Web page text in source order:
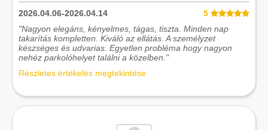
2026.04.06-2026.04.14
5
"Nagyon elegáns, kényelmes, tágas, tiszta. Minden nap
takarítás kompletten. Kiváló az ellátás. A személyzet
készséges és udvarias. Egyetlen probléma hogy nagyon
nehéz parkolóhelyet találni a közelben."
Részletes értékelés megtekintése